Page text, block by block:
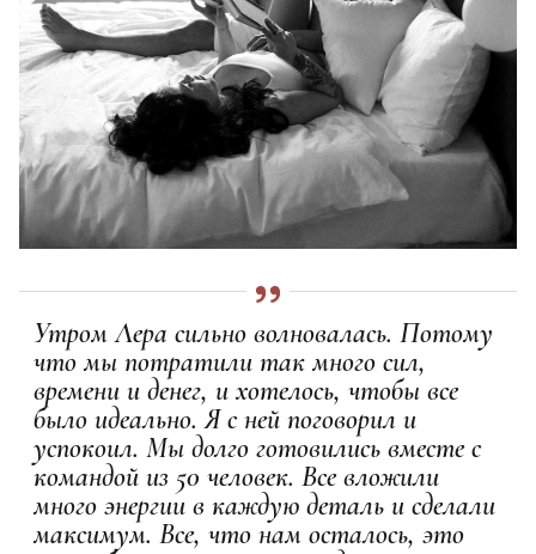
Утром Лера сильно волновалась. Потому
что мы потратили так много сил,
времени и денег, и хотелось, чтобы все
было идеально. Я с ней поговорил и
успокоил. Мы долго готовились вместе с
командой из 50 человек. Все вложили
много энергии в каждую деталь и сделали
максимум. Все, что нам осталось, это